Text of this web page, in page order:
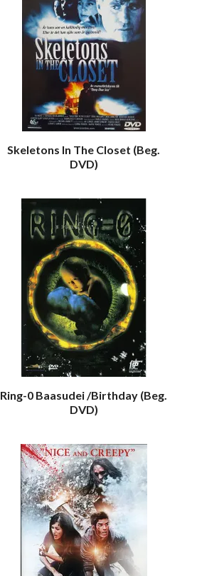
Skeletons In The Closet (Beg.
DVD)
Ring-0 Baasudei /Birthday (Beg.
DVD)